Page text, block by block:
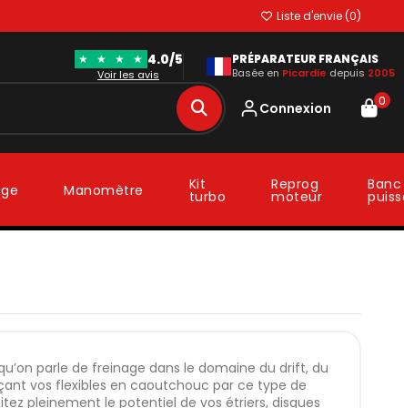
Liste d'envie (0)
★ ★ ★ ★ 4.0/5
Voir les avis
PRÉPARATEUR FRANÇAIS
Basée en Picardie depuis 2005
Connexion 0
Manomètre Kit
turbo
Reprog
moteur
parle de freinage dans le domaine du drift, du
vos flexibles en caoutchouc par ce type de
pleinement le potentiel de vos étriers, disques